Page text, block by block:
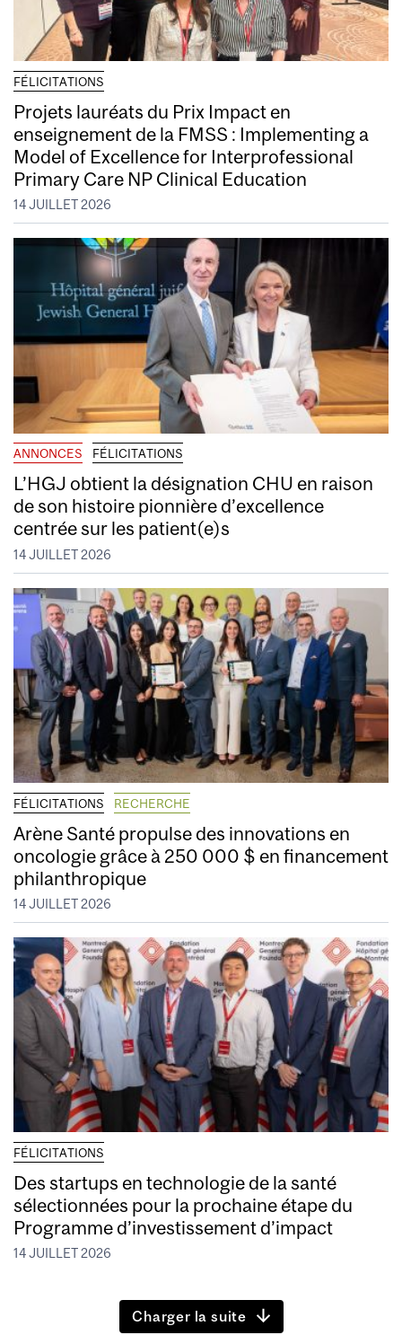
FÉLICITATIONS
Projets lauréats du Prix Impact en
enseignement de la FMSS : Implementing a
Model of Excellence for Interprofessional
Primary Care NP Clinical Education
14 JUILLET 2026
ANNONCES FÉLICITATIONS
L’HGJ obtient la désignation CHU en raison
de son histoire pionnière d’excellence
centrée sur les patient(e)s
14 JUILLET 2026
FÉLICITATIONS RECHERCHE
Arène Santé propulse des innovations en
oncologie grâce à 250 000 $ en financement
philanthropique
14 JUILLET 2026
FÉLICITATIONS
Des startups en technologie de la santé
sélectionnées pour la prochaine étape du
Programme d’investissement d’impact
14 JUILLET 2026
Charger la suite